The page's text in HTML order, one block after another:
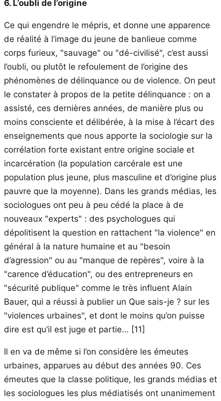
6. L’oubli de l’origine
Ce qui engendre le mépris, et donne une apparence
de réalité à l’image du jeune de banlieue comme
corps furieux, "sauvage" ou "dé-civilisé", c’est aussi
l’oubli, ou plutôt le refoulement de l’origine des
phénomènes de délinquance ou de violence. On peut
le constater à propos de la petite délinquance : on a
assisté, ces dernières années, de manière plus ou
moins consciente et délibérée, à la mise à l’écart des
enseignements que nous apporte la sociologie sur la
corrélation forte existant entre origine sociale et
incarcération (la population carcérale est une
population plus jeune, plus masculine et d’origine plus
pauvre que la moyenne). Dans les grands médias, les
sociologues ont peu à peu cédé la place à de
nouveaux "experts" : des psychologues qui
dépolitisent la question en rattachent "la violence" en
général à la nature humaine et au "besoin
d’agression" ou au "manque de repères", voire à la
"carence d’éducation", ou des entrepreneurs en
"sécurité publique" comme le très influent Alain
Bauer, qui a réussi à publier un Que sais-je ? sur les
"violences urbaines", et dont le moins qu’on puisse
dire est qu’il est juge et partie… [11]
Il en va de même si l’on considère les émeutes
urbaines, apparues au début des années 90. Ces
émeutes que la classe politique, les grands médias et
les sociologues les plus médiatisés ont unanimement